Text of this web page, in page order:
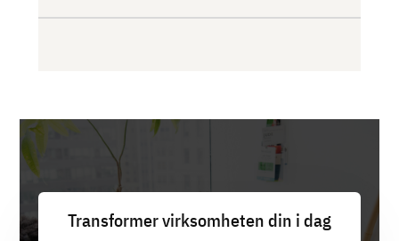
Transformer virksomheten din i dag